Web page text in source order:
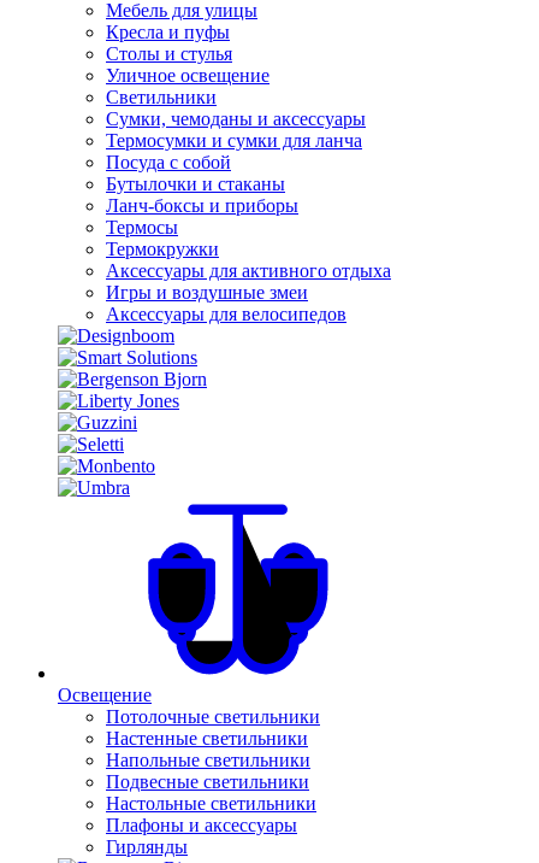
Мебель для улицы
Кресла и пуфы
Столы и стулья
Уличное освещение
Светильники
Сумки, чемоданы и аксессуары
Термосумки и сумки для ланча
Посуда с собой
Бутылочки и стаканы
Ланч-боксы и приборы
Термосы
Термокружки
Аксессуары для активного отдыха
Игры и воздушные змеи
Аксессуары для велосипедов
Освещение
Потолочные светильники
Настенные светильники
Напольные светильники
Подвесные светильники
Настольные светильники
Плафоны и аксессуары
Гирлянды